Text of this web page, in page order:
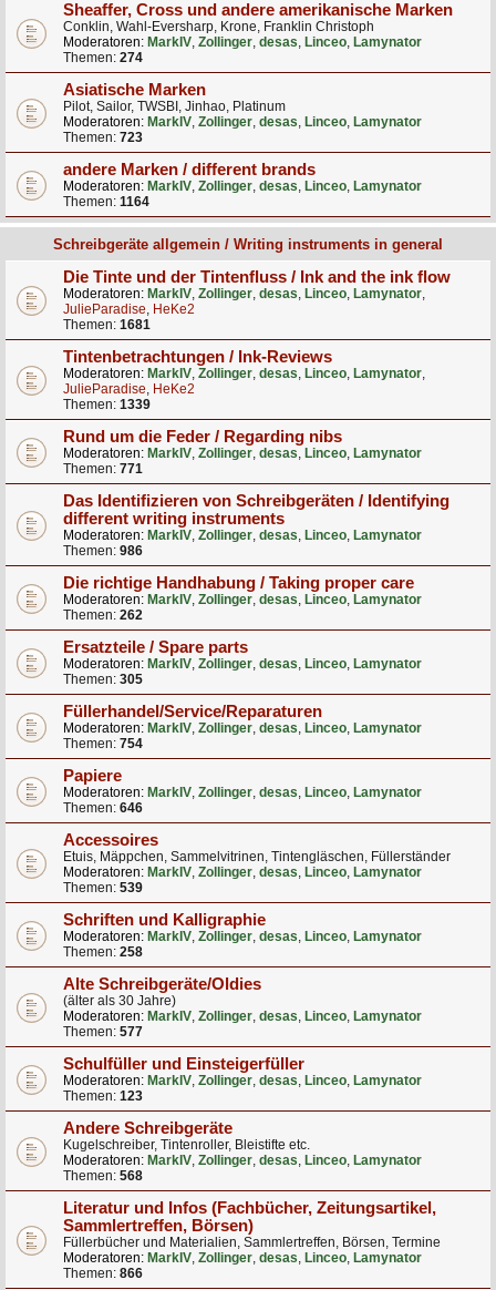
Sheaffer, Cross und andere amerikanische Marken
Conklin, Wahl-Eversharp, Krone, Franklin Christoph
Moderatoren: MarkIV, Zollinger, desas, Linceo, Lamynator
Themen: 274
Asiatische Marken
Pilot, Sailor, TWSBI, Jinhao, Platinum
Moderatoren: MarkIV, Zollinger, desas, Linceo, Lamynator
Themen: 723
andere Marken / different brands
Moderatoren: MarkIV, Zollinger, desas, Linceo, Lamynator
Themen: 1164
Schreibgeräte allgemein / Writing instruments in general
Die Tinte und der Tintenfluss / Ink and the ink flow
Moderatoren: MarkIV, Zollinger, desas, Linceo, Lamynator,
JulieParadise, HeKe2
Themen: 1681
Tintenbetrachtungen / Ink-Reviews
Moderatoren: MarkIV, Zollinger, desas, Linceo, Lamynator,
JulieParadise, HeKe2
Themen: 1339
Rund um die Feder / Regarding nibs
Moderatoren: MarkIV, Zollinger, desas, Linceo, Lamynator
Themen: 771
Das Identifizieren von Schreibgeräten / Identifying
different writing instruments
Moderatoren: MarkIV, Zollinger, desas, Linceo, Lamynator
Themen: 986
Die richtige Handhabung / Taking proper care
Moderatoren: MarkIV, Zollinger, desas, Linceo, Lamynator
Themen: 262
Ersatzteile / Spare parts
Moderatoren: MarkIV, Zollinger, desas, Linceo, Lamynator
Themen: 305
Füllerhandel/Service/Reparaturen
Moderatoren: MarkIV, Zollinger, desas, Linceo, Lamynator
Themen: 754
Papiere
Moderatoren: MarkIV, Zollinger, desas, Linceo, Lamynator
Themen: 646
Accessoires
Etuis, Mäppchen, Sammelvitrinen, Tintengläschen, Füllerständer
Moderatoren: MarkIV, Zollinger, desas, Linceo, Lamynator
Themen: 539
Schriften und Kalligraphie
Moderatoren: MarkIV, Zollinger, desas, Linceo, Lamynator
Themen: 258
Alte Schreibgeräte/Oldies
(älter als 30 Jahre)
Moderatoren: MarkIV, Zollinger, desas, Linceo, Lamynator
Themen: 577
Schulfüller und Einsteigerfüller
Moderatoren: MarkIV, Zollinger, desas, Linceo, Lamynator
Themen: 123
Andere Schreibgeräte
Kugelschreiber, Tintenroller, Bleistifte etc.
Moderatoren: MarkIV, Zollinger, desas, Linceo, Lamynator
Themen: 568
Literatur und Infos (Fachbücher, Zeitungsartikel,
Sammlertreffen, Börsen)
Füllerbücher und Materialien, Sammlertreffen, Börsen, Termine
Moderatoren: MarkIV, Zollinger, desas, Linceo, Lamynator
Themen: 866